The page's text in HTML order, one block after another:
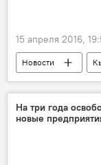
15 апреля 2016,
Новости
Политика
Албек Ибраимов
сотрудничество
На три года
новые